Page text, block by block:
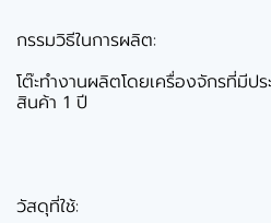
กรรมวิธีในการผลิต:
โต๊ะทำงานผลิตโดยเครื่องจักรที่มีป
สินค้า 1 ปี
วัสดุที่ใช้: